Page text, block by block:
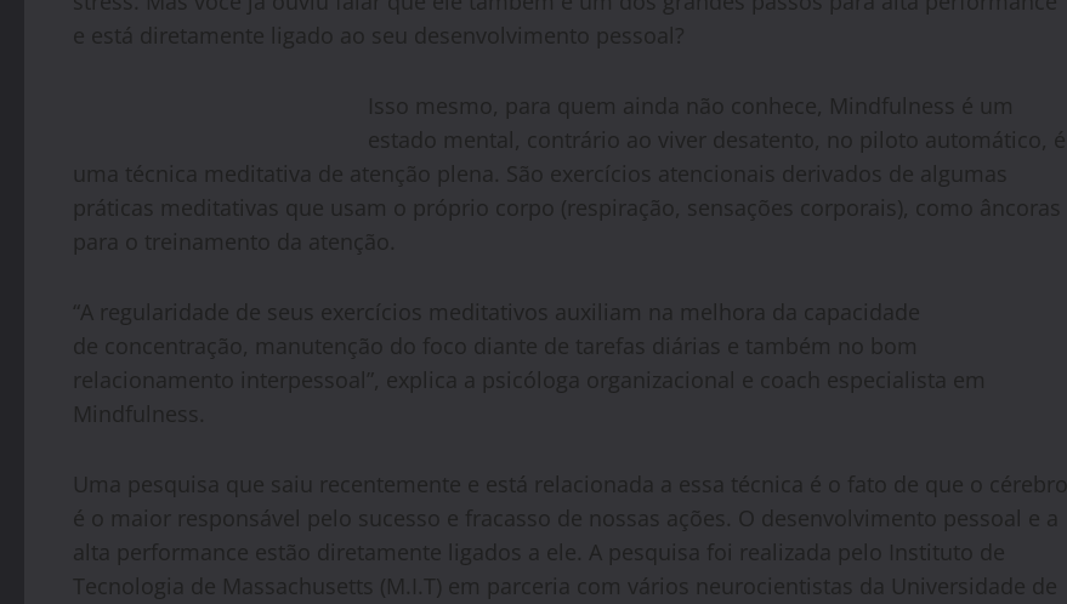
e está diretamente ligado ao seu desenvolvimento pessoal?
Isso mesmo, para quem ainda não conhece, Mindfulness é um
estado mental, contrário ao viver desatento, no piloto automático, é
uma técnica meditativa de atenção plena. São exercícios atencionais derivados de algumas
práticas meditativas que usam o próprio corpo (respiração, sensações corporais), como âncoras
para o treinamento da atenção.
“A regularidade de seus exercícios meditativos auxiliam na melhora da capacidade
de concentração, manutenção do foco diante de tarefas diárias e também no bom
relacionamento interpessoal”, explica a psicóloga organizacional e coach especialista em
Mindfulness.
Uma pesquisa que saiu recentemente e está relacionada a essa técnica é o fato de que o cérebro
é o maior responsável pelo sucesso e fracasso de nossas ações. O desenvolvimento pessoal e a
alta performance estão diretamente ligados a ele. A pesquisa foi realizada pelo Instituto de
Tecnologia de Massachusetts (M.I.T) em parceria com vários neurocientistas da Universidade de